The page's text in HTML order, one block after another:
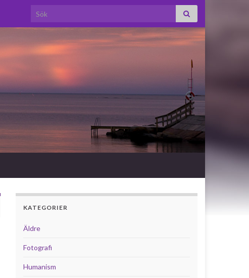
Search for:
KATEGORIER
Äldre
Fotografi
Humanism